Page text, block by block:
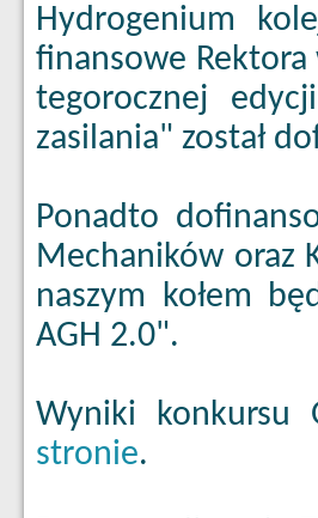
Hydrogenium
finansowe
tegorocznej
zasilania" został
Ponadto
Mechaników oraz
naszym kołem
AGH 2.0".
Wyniki konkursu
stronie.